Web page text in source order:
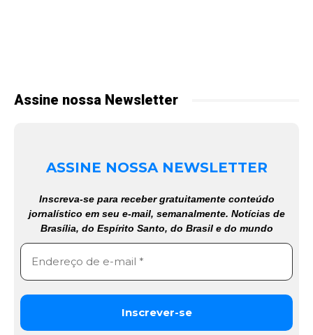
Assine nossa Newsletter
ASSINE NOSSA NEWSLETTER
Inscreva-se para receber gratuitamente conteúdo
jornalístico em seu e-mail, semanalmente. Notícias de
Brasília, do Espírito Santo, do Brasil e do mundo